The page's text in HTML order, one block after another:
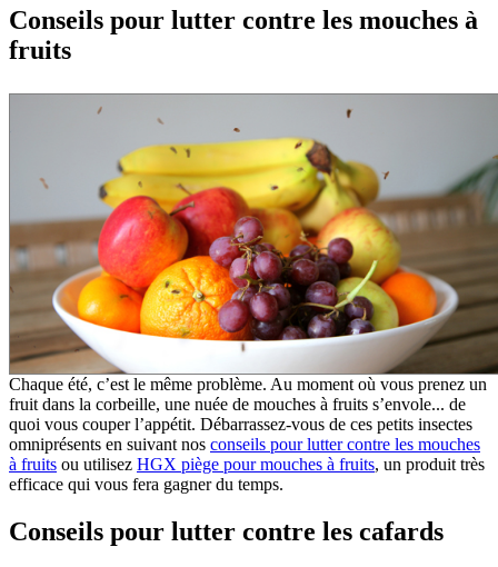
Conseils pour lutter contre les mouches à
fruits
Chaque été, c’est le même problème. Au moment où vous prenez un
fruit dans la corbeille, une nuée de mouches à fruits s’envole... de
quoi vous couper l’appétit. Débarrassez-vous de ces petits insectes
omniprésents en suivant nos conseils pour lutter contre les mouches
à fruits ou utilisez HGX piège pour mouches à fruits, un produit très
efficace qui vous fera gagner du temps.
Conseils pour lutter contre les cafards